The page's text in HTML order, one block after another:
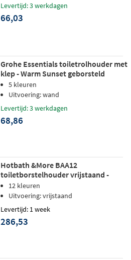
Levertijd: 3 werkdagen
66,03
Grohe Essentials toiletrolhouder met
klep - Warm Sunset geborsteld
5 kleuren
Uitvoering: wand
Levertijd: 3 werkdagen
68,86
Hotbath &More BAA12
toiletborstelhouder vrijstaand -
Geborsteld messing PVD
12 kleuren
Uitvoering: vrijstaand
Levertijd: 1 week
286,53